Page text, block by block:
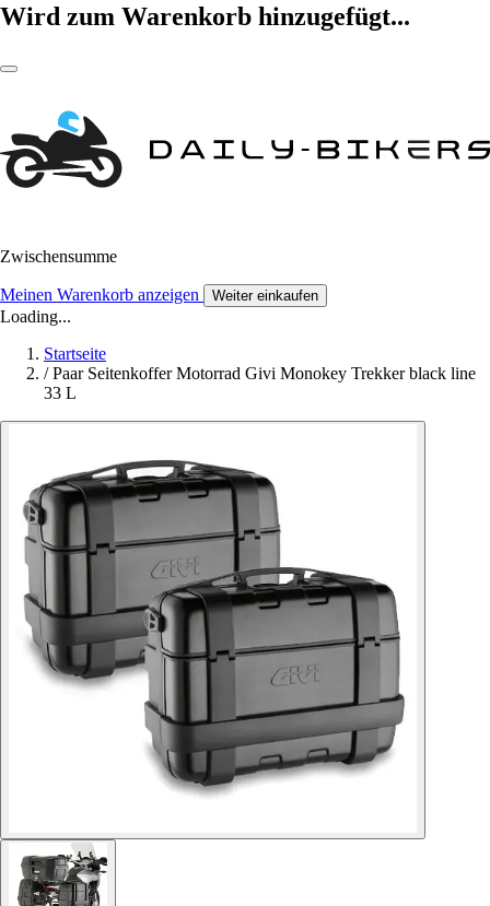
Wird zum Warenkorb hinzugefügt...
Zwischensumme
Meinen Warenkorb anzeigen Weiter einkaufen
Loading...
Startseite
/ Paar Seitenkoffer Motorrad Givi Monokey Trekker black line
33 L